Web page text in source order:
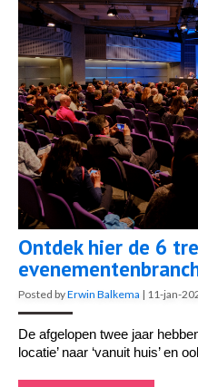
Ontdek hier de 6
Posted byErwin Balkema | 11-jan-
De afgelopen twee jaar
locatie’ naar ‘vanuit huis’ en